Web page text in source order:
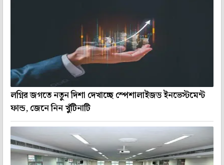
লগ্নির জগতে নতুন দিশা দেখাচ্ছে স্পেশালাইজড ইনভেস্টমেন্ট
ফান্ড, জেনে নিন খুঁটিনাটি